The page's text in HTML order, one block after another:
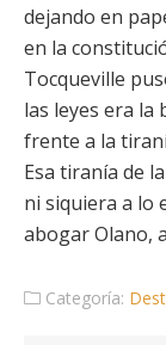
dejando en
en la
Tocqueville
las leyes era la
frente a la
Esa tiranía de
ni siquiera a lo
abogar Olano,
Categoría: